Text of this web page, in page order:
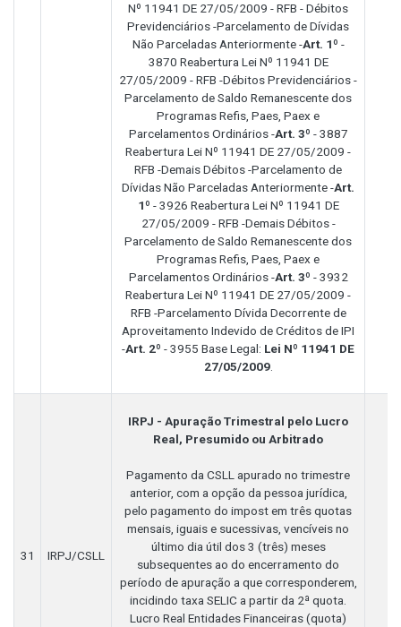
Nº 11941 DE 27/05/2009 - RFB - Débitos
Previdenciários -Parcelamento de Dívidas
Não Parceladas Anteriormente -Art. 1º -
3870 Reabertura Lei Nº 11941 DE
27/05/2009 - RFB -Débitos Previdenciários -
Parcelamento de Saldo Remanescente dos
Programas Refis, Paes, Paex e
Parcelamentos Ordinários -Art. 3º - 3887
Reabertura Lei Nº 11941 DE 27/05/2009 -
RFB -Demais Débitos -Parcelamento de
Dívidas Não Parceladas Anteriormente -Art.
1º - 3926 Reabertura Lei Nº 11941 DE
27/05/2009 - RFB -Demais Débitos -
Parcelamento de Saldo Remanescente dos
Programas Refis, Paes, Paex e
Parcelamentos Ordinários -Art. 3º - 3932
Reabertura Lei Nº 11941 DE 27/05/2009 -
RFB -Parcelamento Dívida Decorrente de
Aproveitamento Indevido de Créditos de IPI
-Art. 2º - 3955 Base Legal: Lei Nº 11941 DE
27/05/2009.
31 IRPJ/CSLL
IRPJ - Apuração Trimestral pelo Lucro
Real, Presumido ou Arbitrado
Pagamento da CSLL apurado no trimestre
anterior, com a opção da pessoa jurídica,
pelo pagamento do impost em três quotas
mensais, iguais e sucessivas, vencíveis no
último dia útil dos 3 (três) meses
subsequentes ao do encerramento do
período de apuração a que corresponderem,
incidindo taxa SELIC a partir da 2ª quota.
Lucro Real Entidades Financeiras (quota)